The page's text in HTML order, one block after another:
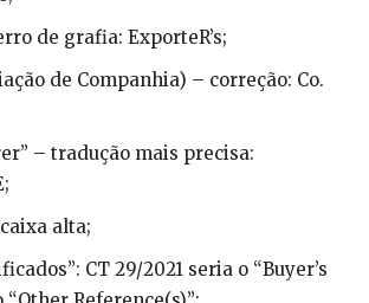
de grafia: ExporteR’s;
de Companhia) – correção: Co.
– tradução mais precisa:
alta;
CT 29/2021 seria o “Buyer’s